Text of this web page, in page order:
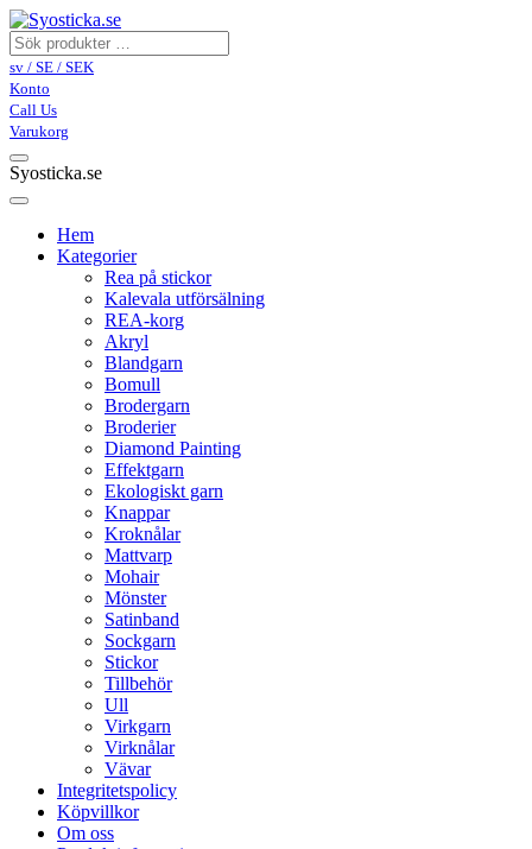
sv / SE / SEK
Konto
Call Us
Varukorg
Syosticka.se
Hem
Kategorier
Rea på stickor
Kalevala utförsälning
REA-korg
Akryl
Blandgarn
Bomull
Brodergarn
Broderier
Diamond Painting
Effektgarn
Ekologiskt garn
Knappar
Kroknålar
Mattvarp
Mohair
Mönster
Satinband
Sockgarn
Stickor
Tillbehör
Ull
Virkgarn
Virknålar
Vävar
Integritetspolicy
Köpvillkor
Om oss